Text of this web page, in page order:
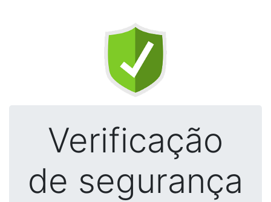
Verificação
de segurança